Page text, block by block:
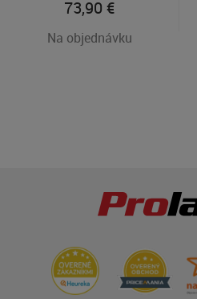
73,90 €
Na objednávku